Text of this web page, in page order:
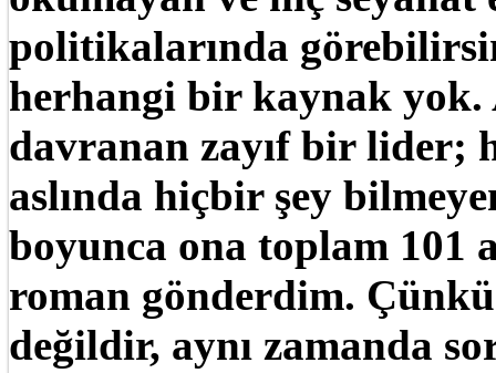
politikalarında
herhangi bir kaynak yok.
davranan zayıf bir lider;
aslında hiçbir şey
boyunca ona toplam 101
roman gönderdim. Çünkü
değildir, aynı zamanda